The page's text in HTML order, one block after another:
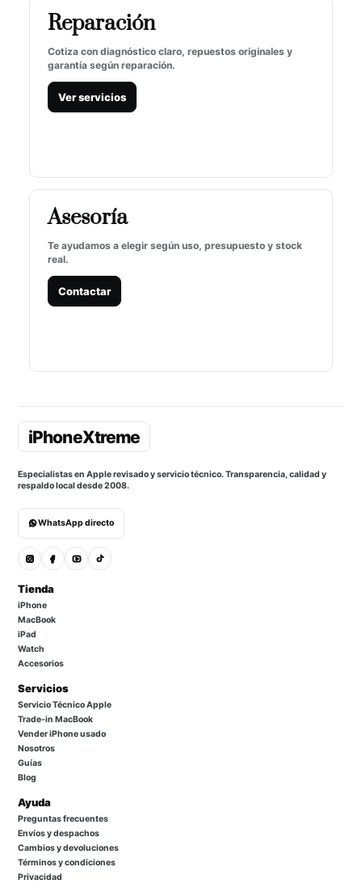
Reparación
Cotiza con diagnóstico claro, repuestos originales y
garantía según reparación.
Ver servicios
Asesoría
Te ayudamos a elegir según uso, presupuesto y stock
real.
Contactar
Especialistas en Apple revisado y servicio técnico. Transparencia, calidad y
respaldo local desde 2008.
WhatsApp directo
Tienda
iPhone
MacBook
iPad
Watch
Accesorios
Servicios
Servicio Técnico Apple
Trade-in MacBook
Vender iPhone usado
Nosotros
Guías
Blog
Ayuda
Preguntas frecuentes
Envíos y despachos
Cambios y devoluciones
Términos y condiciones
Privacidad